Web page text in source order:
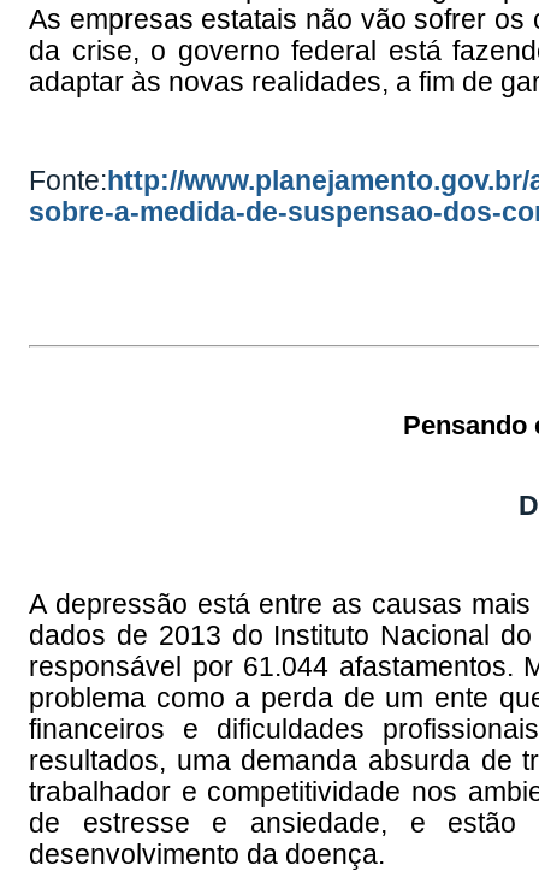
As empresas estatais não vão sofrer
da crise, o governo federal está
adaptar às novas realidades, a fim de
Fonte: http://
sobre-a-medida-de-suspensao-dos-
Pensando
A depressão está entre as causas
dados de 2013 do Instituto Nacional
responsável por 61.044 afastamentos.
problema como a perda de um ente
financeiros e dificuldades
resultados, uma demanda absurda de
trabalhador e competitividade nos
de estresse e ansiedade, e
desenvolvimento da doença.